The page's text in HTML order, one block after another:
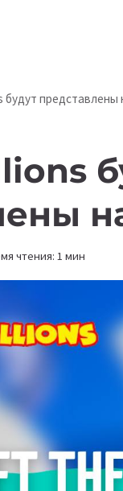
будут представлены
чтения: 1 мин